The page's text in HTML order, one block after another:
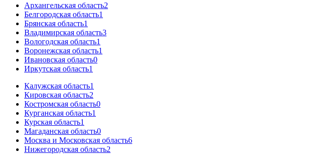
Архангельская область2
Белгородская область1
Брянская область1
Владимирская область3
Вологодская область1
Воронежская область1
Ивановская область0
Иркутская область1
Калужская область1
Кировская область2
Костромская область0
Курганская область1
Курская область1
Магаданская область0
Москва и Московская область6
Нижегородская область2